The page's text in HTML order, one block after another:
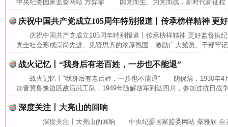
中央纪委国家监委网站 方弈霏 因党而生、为党而战，新时代新征程
庆祝中国共产党成立105周年特别报道丨传承榜样精神 更
庆祝中国共产党成立105周年特别报道丨传承榜样精神 更好监督
党全社会形成崇尚先进、见贤思齐的浓厚氛围，激励广大党员、干部牢
战火记忆丨“我身后有老百姓，一步也不能退”
战火记忆丨"我身后有老百姓，一步也不能退" 阴保清，1930年4
加晋冀鲁豫边区敌后武工队，1949年随解放军到达四川，参加过抗日战
深度关注丨大亮山的回响
深度关注丨大亮山的回响 中央纪委国家监委网站 柴雅欣
网上购药对药下症？